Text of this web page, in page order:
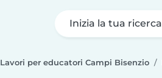
Inizia la tua ricerca
Lavori per educatori Campi Bisenzio